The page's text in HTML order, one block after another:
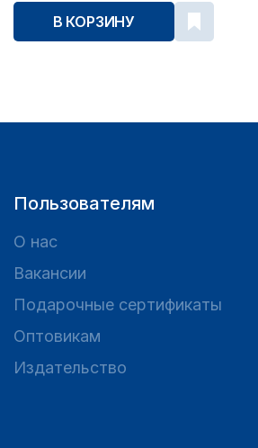
В КОРЗИНУ
Пользователям
О нас
Вакансии
Подарочные сертификаты
Оптовикам
Издательство